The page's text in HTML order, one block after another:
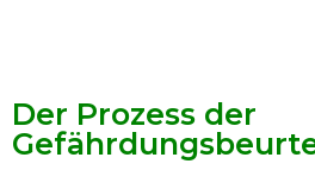
Der Prozess der